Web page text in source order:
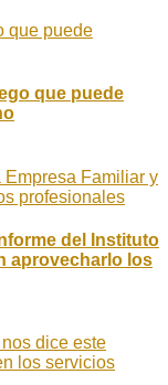
que puede
del Instituto
aprovecharlo los